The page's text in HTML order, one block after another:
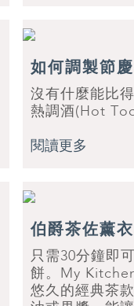
如何調製節
沒有什麼能比
熱調酒(Hot
閱讀更多
伯爵茶佐薰
只需30分鐘即
餅。My
悠久的經典茶